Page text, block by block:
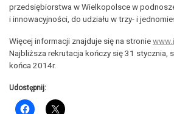
przedsiębiorstwa w Wielkopolsce w
i innowacyjności, do udziału w trzy- i
Więcej informacji znajduje się na stronie
Najbliższa rekrutacja kończy się 31 stycznia,
końca 2014r.
Udostępnij: